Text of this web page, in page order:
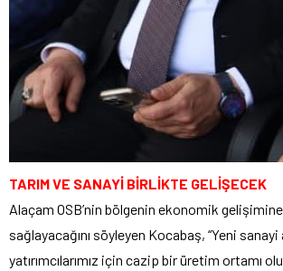
TARIM VE SANAYİ BİRLİKTE GELİŞECEK
Alaçam OSB’nin bölgenin ekonomik
sağlayacağını söyleyen Kocabaş, “Yeni
yatırımcılarımız için cazip bir üretim ortamı